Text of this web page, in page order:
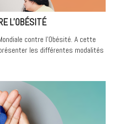
L’OBÉSITÉ
contre l’Obésité. A cette
les différentes modalités